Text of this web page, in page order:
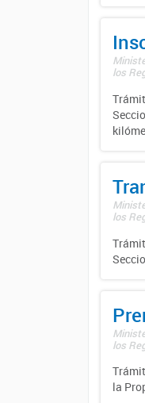
los
los
los
la